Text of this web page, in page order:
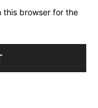
this browser for the